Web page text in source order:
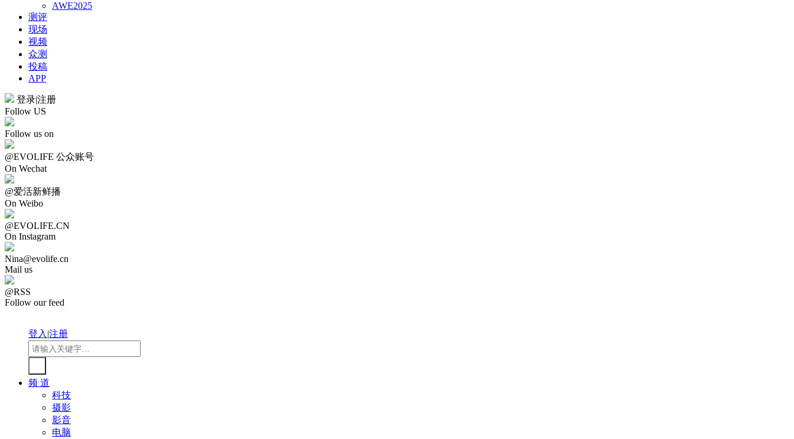
AWE2025
测评
现场
视频
众测
投稿
APP
登录|注册
Follow US
Follow us on
@EVOLIFE 公众账号
On Wechat
@爱活新鲜播
On Weibo
@EVOLIFE.CN
On Instagram
Nina@evolife.cn
Mail us
@RSS
Follow our feed
登入|注册
频 道
科技
摄影
影音
电脑